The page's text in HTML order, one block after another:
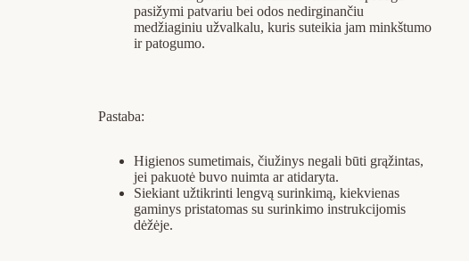
pasižymi patvariu bei odos nedirginančiu
medžiaginiu užvalkalu, kuris suteikia jam minkštumo
ir patogumo.
Pastaba:
Higienos sumetimais, čiužinys negali būti grąžintas,
jei pakuotė buvo nuimta ar atidaryta.
Siekiant užtikrinti lengvą surinkimą, kiekvienas
gaminys pristatomas su surinkimo instrukcijomis
dėžėje.